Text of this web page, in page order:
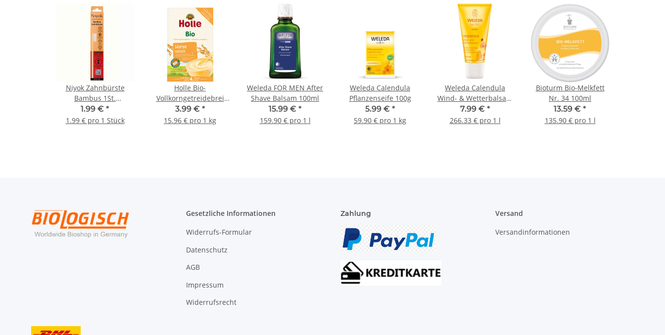
Niyok Zahnbürste
Bambus 1St.
Katastrophenschutz
1.99 € *
1.99 € pro 1 Stück
Holle Bio-
Vollkorngetreidebrei
Hirse 250g
3.99 € *
15.96 € pro 1 kg
Weleda FOR MEN After
Shave Balsam 100ml
15.99 € *
159.90 € pro 1 l
Weleda Calendula
Pflanzenseife 100g
5.99 € *
59.90 € pro 1 kg
Weleda Calendula
Wind- & Wetterbalsam
30ml
7.99 € *
266.33 € pro 1 l
Bioturm Bio-Melkfett
Nr. 34 100ml
13.59 € *
135.90 € pro 1 l
Gesetzliche Informationen
Widerrufs-Formular
Datenschutz
AGB
Impressum
Widerrufsrecht
Zahlung Versand
Versandinformationen